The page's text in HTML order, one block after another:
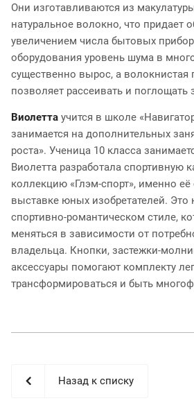
Они изготавливаются из
натуральное волокно, что придает
увеличением числа бытовых
оборудования уровень шума в
существенно вырос, а волокнистая
позволяет рассеивать и
Виолетта учится в школе
занимается на дополнительных
роста». Ученица 10 класса
Виолетта разработала спортивную
коллекцию «Глэм-спорт», именно её
выставке юных изобретателей.
спортивно-романтическом стиле,
меняться в зависимости от
владельца. Кнопки, застежки-
аксессуары помогают комплекту
трансформироваться и быть
Назад к списку